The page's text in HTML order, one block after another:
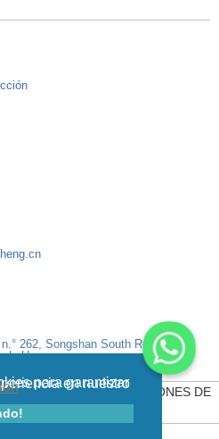
la mejor experiencia en nuestro
262, Songshan South Road,
de Henan
PRIVACIDAD|CONDICIONES DE
LEGAL